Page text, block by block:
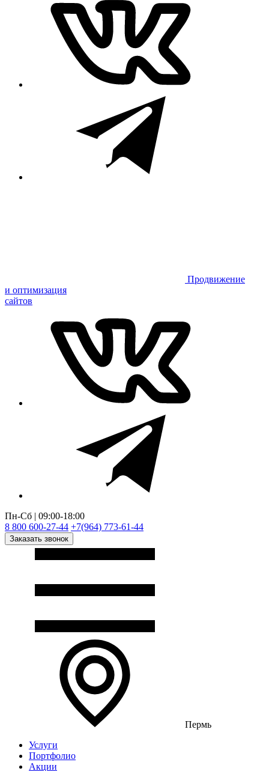
Продвижение
и оптимизация
сайтов
Пн-Сб | 09:00-18:00
8 800 600-27-44 +7(964) 773-61-44
Заказать звонок
Пермь
Услуги
Портфолио
Акции